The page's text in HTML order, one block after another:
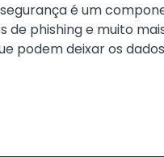
é um
de phishing e muito
podem deixar os